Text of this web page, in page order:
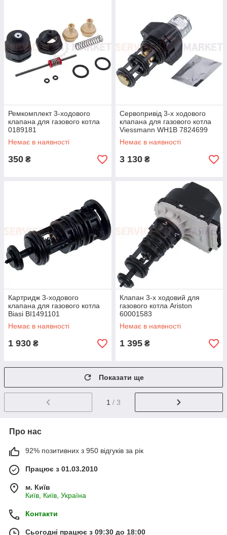
Ремкомплект 3-ходового
клапана для газового котла
0189181
Немає в наявності
350 ₴
Сервопривід 3-х ходового
клапана для газового котла
Viessmann WH1B 7824699
Немає в наявності
3 130 ₴
Картридж 3-ходового
клапана для газового котла
Biasi BI1491101
Немає в наявності
1 930 ₴
Клапан 3-х ходовий для
газового котла Ariston
60001583
Немає в наявності
1 395 ₴
Показати ще
1 / 3
Про нас
92% позитивних з 950 відгуків за рік
Працює з 01.03.2010
м. Київ
Київ, Київ, Україна
Контакти
Сьогодні працює з 09:30 до 18:00